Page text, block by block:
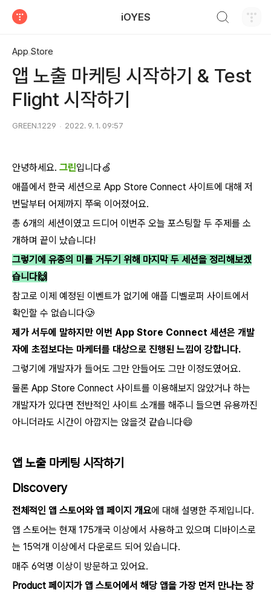
iOYES
App Store
앱 노출 마케팅 시작하기 & Test
Flight 시작하기
GREEN.1229 2022. 9. 1. 09:57
안녕하세요. 그린입니다🍏
애플에서 한국 세션으로 App Store Connect 사이트에 대해 저
번달부터 어제까지 쭈욱 이어졌어요.
총 6개의 세션이였고 드디어 이번주 오늘 포스팅할 두 주제를 소
개하며 끝이 났습니다!
그렇기에 유종의 미를 거두기 위해 마지막 두 세션을 정리해보겠
습니다🙌
참고로 이제 예정된 이벤트가 없기에 애플 디벨로퍼 사이트에서
확인할 수 없습니다🥲
제가 서두에 말하지만 이번 App Store Connect 세션은 개발
자에 초점보다는 마케터를 대상으로 진행된 느낌이 강합니다.
그렇기에 개발자가 들어도 그만 안들어도 그만 이정도였어요.
물론 App Store Connect 사이트를 이용해보지 않았거나 하는
개발자가 있다면 전반적인 사이트 소개를 해주니 들으면 유용까진
아니더라도 시간이 아깝지는 않을것 같습니다😄
앱 노출 마케팅 시작하기
Discovery
전체적인 앱 스토어와 앱 페이지 개요에 대해 설명한 주제입니다.
앱 스토어는 현재 175개국 이상에서 사용하고 있으며 디바이스로
는 15억개 이상에서 다운로드 되어 있습니다.
매주 6억명 이상이 방문하고 있어요.
Product 페이지가 앱 스토어에서 해당 앱을 가장 먼저 만나는 장